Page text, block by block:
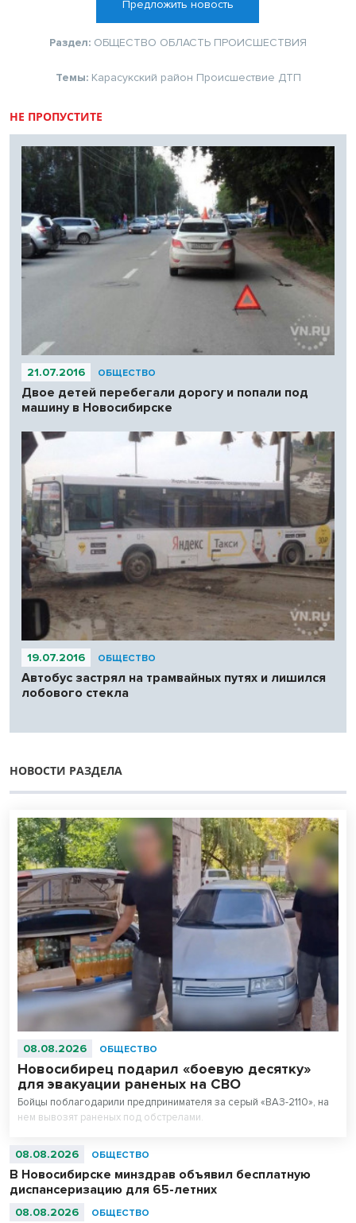
Предложить новость
Раздел: ОБЩЕСТВО ОБЛАСТЬ ПРОИСШЕСТВИЯ
Темы: Карасукский район Происшествие ДТП
НЕ ПРОПУСТИТЕ
21.07.2016 ОБЩЕСТВО
Двое детей перебегали дорогу и попали под
машину в Новосибирске
19.07.2016 ОБЩЕСТВО
Автобус застрял на трамвайных путях и лишился
лобового стекла
НОВОСТИ РАЗДЕЛА
08.08.2026 ОБЩЕСТВО
Новосибирец подарил «боевую десятку»
для эвакуации раненых на СВО
Бойцы поблагодарили предпринимателя за серый «ВАЗ-2110», на
нем вывозят раненых под обстрелами.
08.08.2026 ОБЩЕСТВО
В Новосибирске минздрав объявил бесплатную
диспансеризацию для 65-летних
08.08.2026 ОБЩЕСТВО